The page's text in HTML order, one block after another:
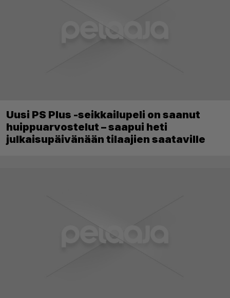
Uusi PS Plus -seikkailupeli on saanut
huippuarvostelut – saapui heti
julkaisupäivänään tilaajien saataville